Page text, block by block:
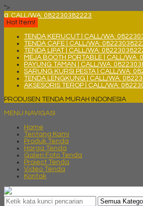
">
q CALL/WA: 082230382223
Hot Item!
TENDA KERUCUT | CALL/WA:
TENDA CAFE | CALL/WA:
TENDA LIPAT | CALL/WA:
MEJA BOOTH PORTABLE | CALL/
PAYUNG TAMAN | CALL/WA:
SARUNG KURSI PESTA | CALL/WA:
TENDA LENGKUNG | CALL/WA:
AKSESORIS TEROP | CALL/WA:
PRODUSEN TENDA MURAH INDONESIA
MENU NAVIGASI
Home
Tentang Kami
Produk Tenda
Harga Tenda
Galeri Foto Tenda
Project Tenda
Video Tenda
Kontak